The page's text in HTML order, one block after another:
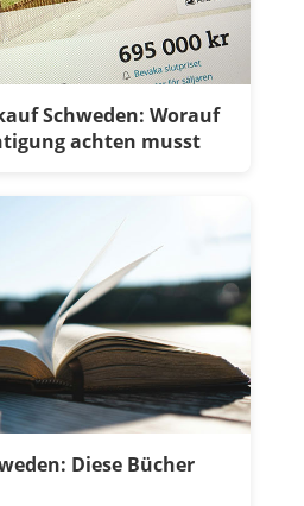
Schweden: Worauf
achten musst
Diese Bücher